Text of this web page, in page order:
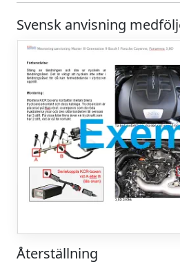
Svensk anvisning
Återställning